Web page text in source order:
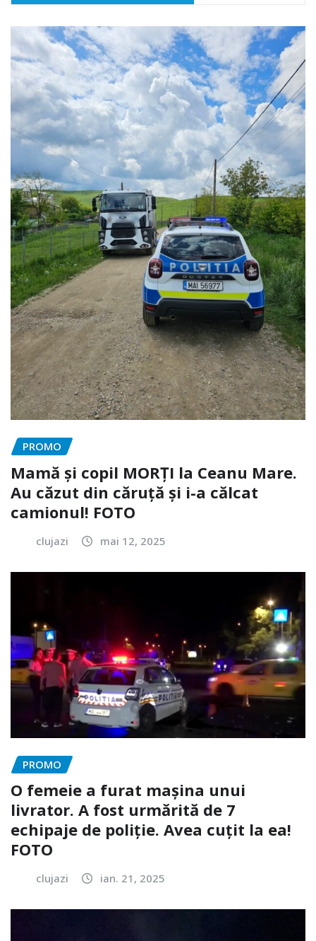
PROMO
Mamă și copil MORȚI la Ceanu Mare.
Au căzut din căruță și i-a călcat
camionul! FOTO
clujazi mai 12, 2025
PROMO
O femeie a furat mașina unui
livrator. A fost urmărită de 7
echipaje de poliție. Avea cuțit la ea!
FOTO
clujazi ian. 21, 2025